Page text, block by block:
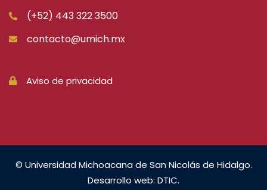
(+52) 443 322 3500
contacto@umich.mx
Aviso de privacidad
© Universidad Michoacana de San Nicolás de Hidalgo.
Desarrollo web: DTIC.